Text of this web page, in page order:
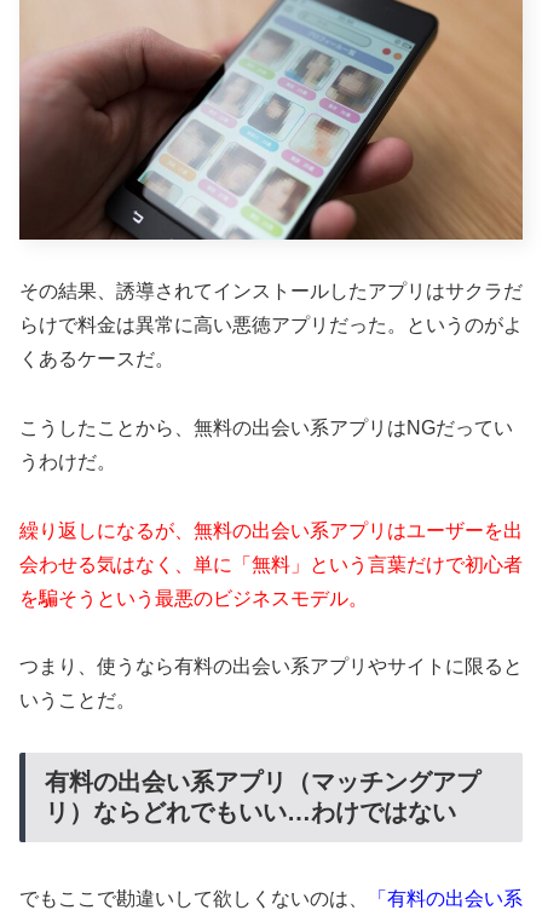
その結果、誘導されてインストールしたアプリはサクラだ
らけで料金は異常に高い悪徳アプリだった。というのがよ
くあるケースだ。
こうしたことから、無料の出会い系アプリはNGだってい
うわけだ。
繰り返しになるが、無料の出会い系アプリはユーザーを出
会わせる気はなく、単に「無料」という言葉だけで初心者
を騙そうという最悪のビジネスモデル。
つまり、使うなら有料の出会い系アプリやサイトに限ると
いうことだ。
有料の出会い系アプリ（マッチングアプ
リ）ならどれでもいい…わけではない
でもここで勘違いして欲しくないのは、
「有料の出会い系